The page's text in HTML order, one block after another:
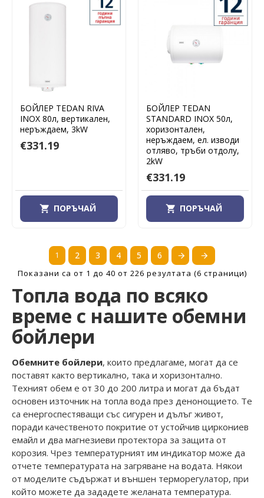
Топла вода по всяко
време с нашите обемни
бойлери
Обемните бойлери, които предлагаме, могат да се
поставят както вертикално, така и хоризонтално.
Техният обем е от 30 до 200 литра и могат да бъдат
основен източник на топла вода през денонощието. Те
са енергоспестяващи със сигурен и дълъг живот,
поради качественото покритие от устойчив циркониев
емайл и два магнезиеви протектора за защита от
корозия. Чрез температурният им индикатор може да
отчете температурата на загряване на водата. Някои
от моделите съдържат и външен терморегулатор, при
който можете да зададете желаната температура.
БОЙЛЕР TEDAN RIVA
INOX 80л, вертикален,
неръждаем, 3kW
€331.19
ПОРЪЧАЙ
БОЙЛЕР TEDAN
STANDARD INOX 50л,
хоризонтален,
неръждаем, ел. изводи
отляво, тръби отдолу,
2kW
€331.19
ПОРЪЧАЙ
1 2 3 4 5 6
Показани са от 1 до 40 от 226 резултата (6 страници)